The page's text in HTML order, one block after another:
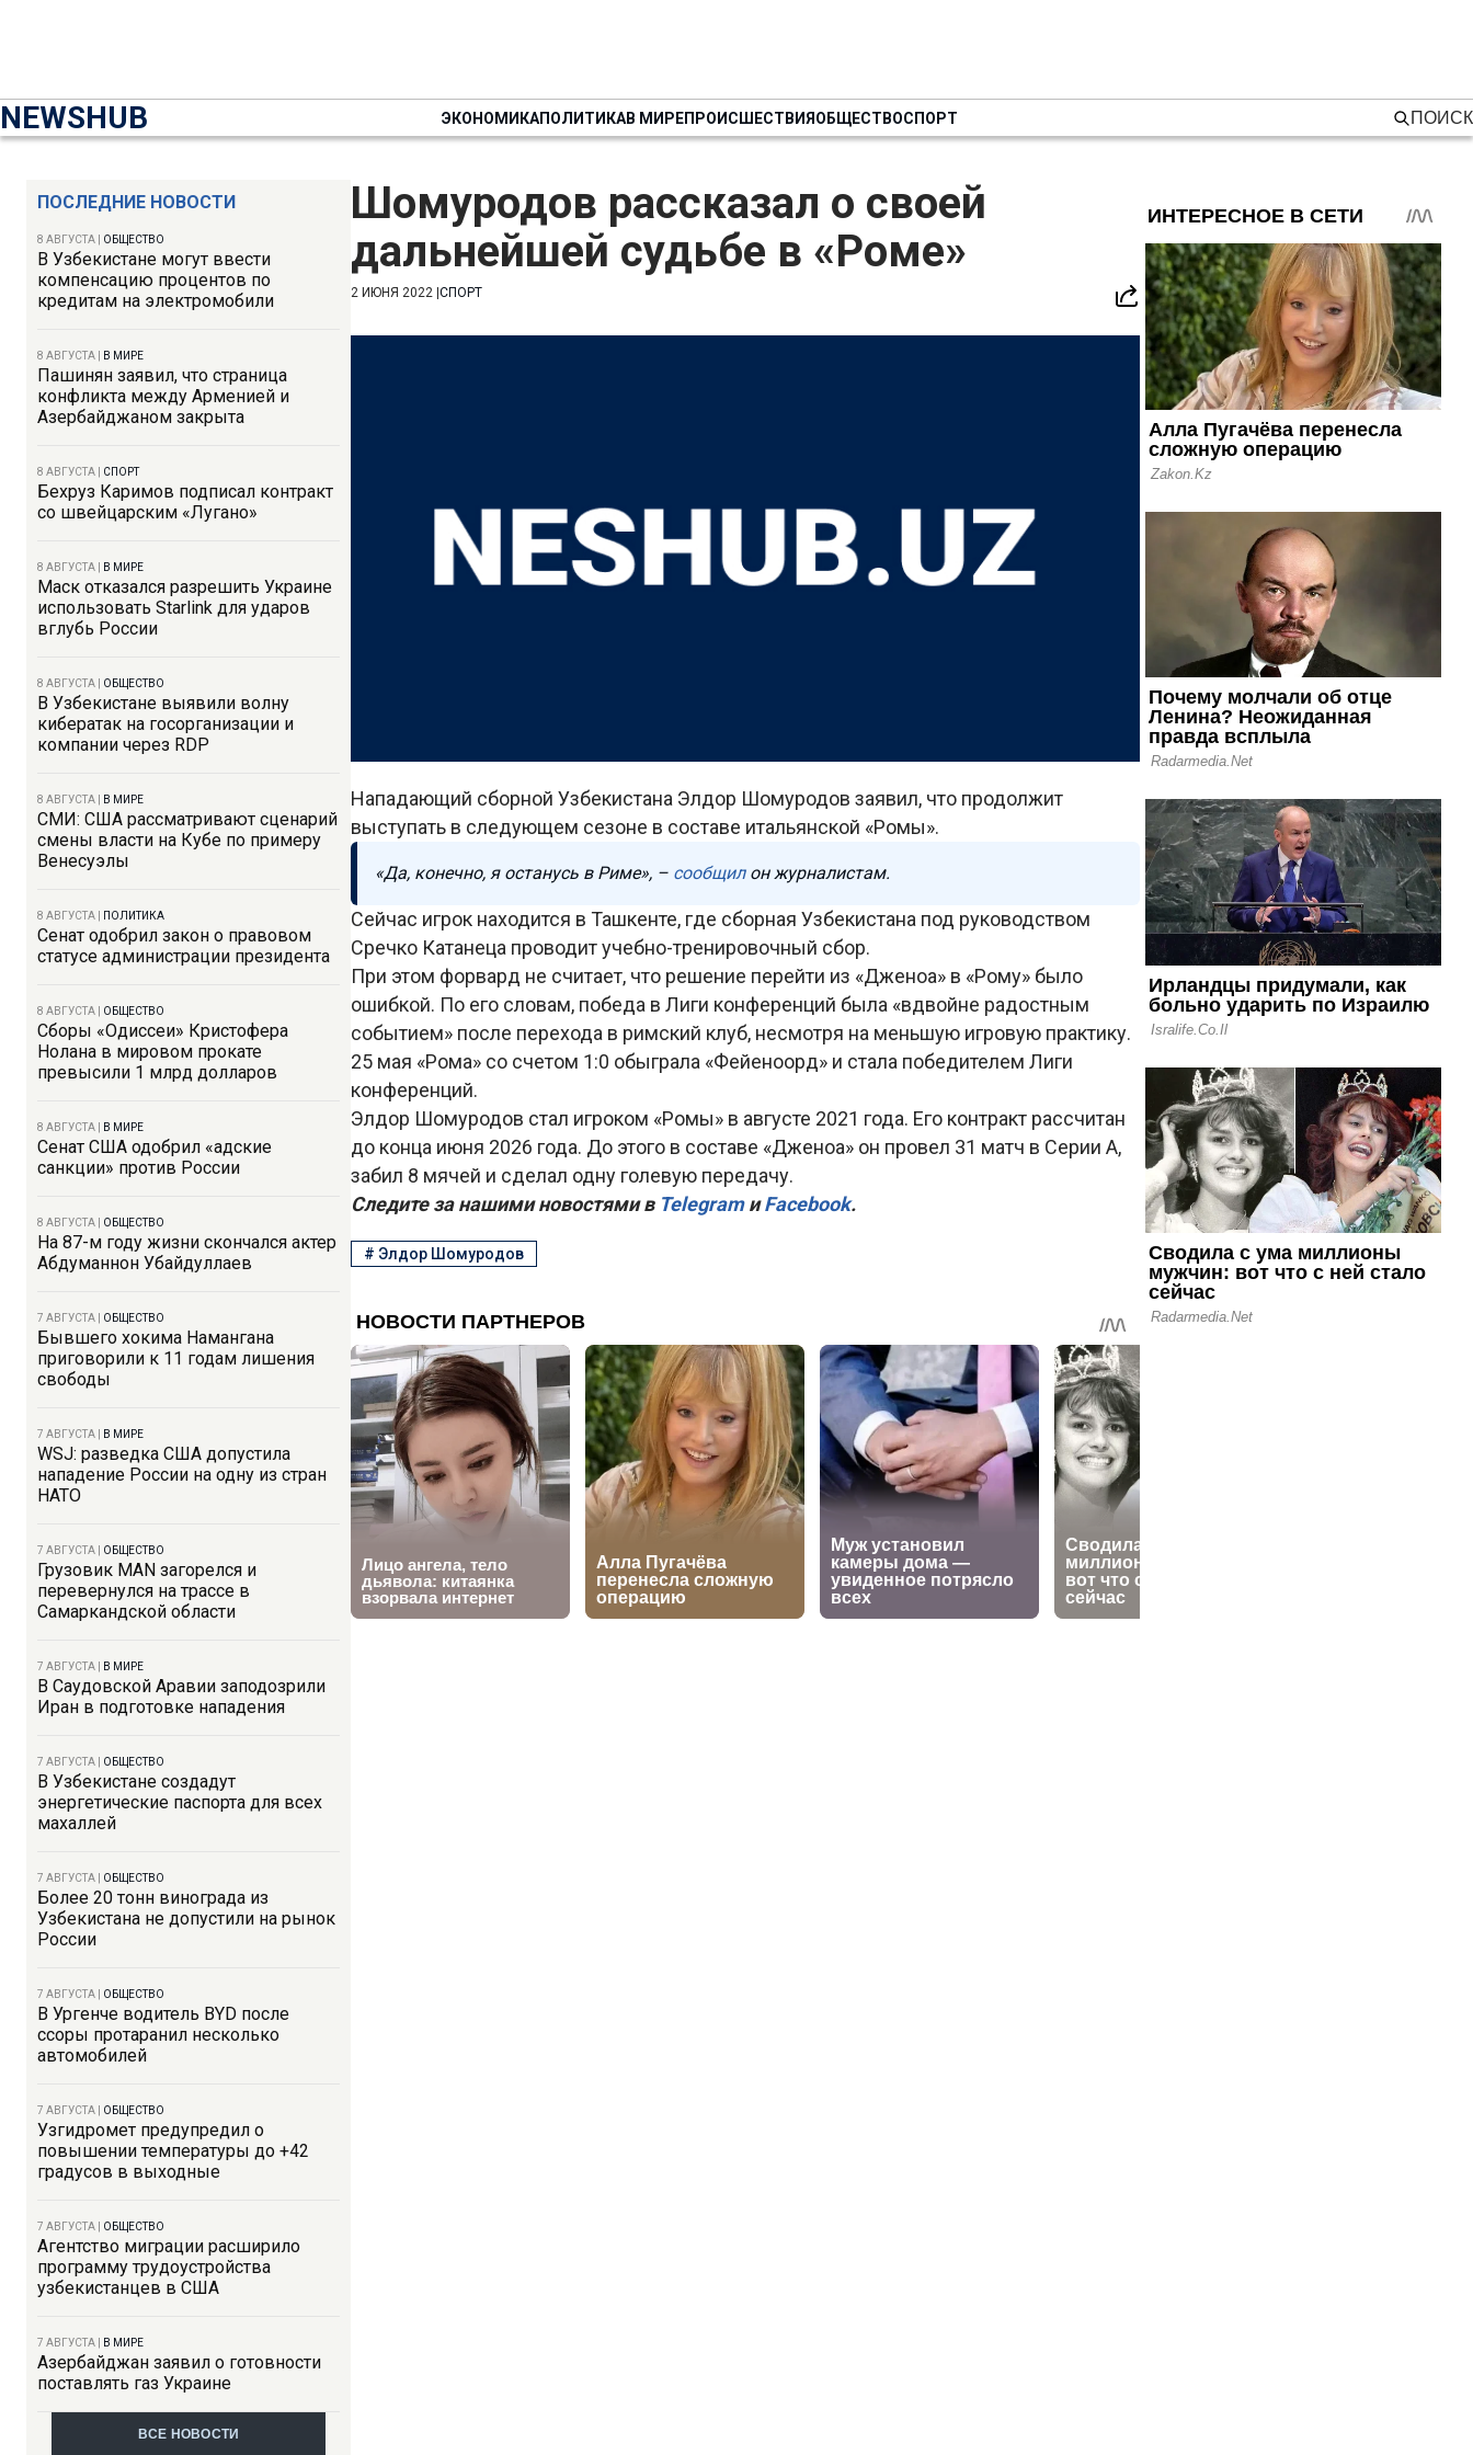
NEWSHUB ЭКОНОМИКАПОЛИТИКАВ МИРЕПРОИСШЕСТВИЯОБЩЕСТВОСПОРТ ПОИСК
ПОСЛЕДНИЕ НОВОСТИ
8 АВГУСТА ОБЩЕСТВО
В Узбекистане могут ввести
компенсацию процентов по
кредитам на электромобили
8 АВГУСТА В МИРЕ
Пашинян заявил, что страница
конфликта между Арменией и
Азербайджаном закрыта
8 АВГУСТА СПОРТ
Бехруз Каримов подписал контракт
со швейцарским «Лугано»
8 АВГУСТА В МИРЕ
Маск отказался разрешить Украине
использовать Starlink для ударов
вглубь России
8 АВГУСТА ОБЩЕСТВО
В Узбекистане выявили волну
кибератак на госорганизации и
компании через RDP
8 АВГУСТА В МИРЕ
СМИ: США рассматривают сценарий
смены власти на Кубе по примеру
Венесуэлы
8 АВГУСТА ПОЛИТИКА
Сенат одобрил закон о правовом
статусе администрации президента
8 АВГУСТА ОБЩЕСТВО
Сборы «Одиссеи» Кристофера
Нолана в мировом прокате
превысили 1 млрд долларов
8 АВГУСТА В МИРЕ
Сенат США одобрил «адские
санкции» против России
8 АВГУСТА ОБЩЕСТВО
На 87-м году жизни скончался актер
Абдуманнон Убайдуллаев
7 АВГУСТА ОБЩЕСТВО
Бывшего хокима Намангана
приговорили к 11 годам лишения
свободы
7 АВГУСТА В МИРЕ
WSJ: разведка США допустила
нападение России на одну из стран
НАТО
7 АВГУСТА ОБЩЕСТВО
Грузовик MAN загорелся и
перевернулся на трассе в
Самаркандской области
7 АВГУСТА В МИРЕ
В Саудовской Аравии заподозрили
Иран в подготовке нападения
7 АВГУСТА ОБЩЕСТВО
В Узбекистане создадут
энергетические паспорта для всех
махаллей
7 АВГУСТА ОБЩЕСТВО
Более 20 тонн винограда из
Узбекистана не допустили на рынок
России
7 АВГУСТА ОБЩЕСТВО
В Ургенче водитель BYD после
ссоры протаранил несколько
автомобилей
7 АВГУСТА ОБЩЕСТВО
Узгидромет предупредил о
повышении температуры до +42
градусов в выходные
7 АВГУСТА ОБЩЕСТВО
Агентство миграции расширило
программу трудоустройства
узбекистанцев в США
7 АВГУСТА В МИРЕ
Азербайджан заявил о готовности
поставлять газ Украине
ВСЕ НОВОСТИ
Шомуродов рассказал о своей
дальнейшей судьбе в «Роме»
2 ИЮНЯ 2022 СПОРТ
Нападающий сборной Узбекистана Элдор Шомуродов заявил, что продолжит
выступать в следующем сезоне в составе итальянской «Ромы».
«Да, конечно, я останусь в Риме», – сообщил он журналистам.
Сейчас игрок находится в Ташкенте, где сборная Узбекистана под руководством
Сречко Катанеца проводит учебно-тренировочный сбор.
При этом форвард не считает, что решение перейти из «Дженоа» в «Рому» было
ошибкой. По его словам, победа в Лиги конференций была «вдвойне радостным
событием» после перехода в римский клуб, несмотря на меньшую игровую практику.
25 мая «Рома» со счетом 1:0 обыграла «Фейеноорд» и стала победителем Лиги
конференций.
Элдор Шомуродов стал игроком «Ромы» в августе 2021 года. Его контракт рассчитан
до конца июня 2026 года. До этого в составе «Дженоа» он провел 31 матч в Серии А,
забил 8 мячей и сделал одну голевую передачу.
Следите за нашими новостями вTelegramиFacebook.
# Элдор Шомуродов